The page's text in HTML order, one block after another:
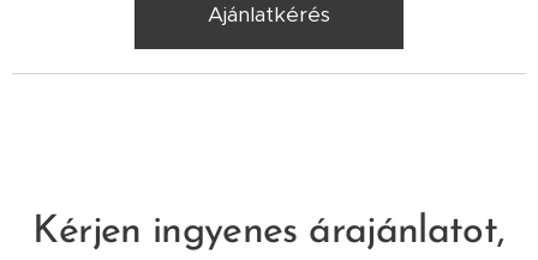
Ajánlatkérés
Kérjen ingyenes árajánlatot,